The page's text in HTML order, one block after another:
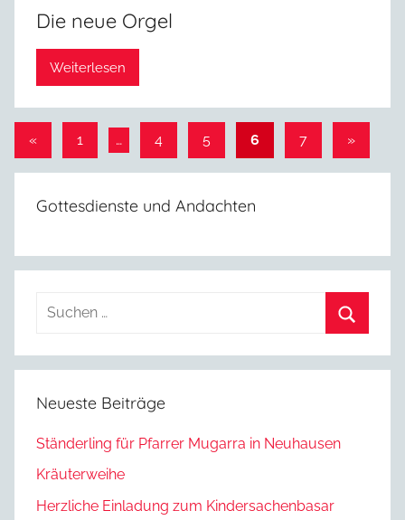
Die neue Orgel
Weiterlesen
Seitennummerierung
der
Beiträge
«Vorherige
Beiträge
1 … 4 5 6 7
Nächste
Beiträge
»
Gottesdienste und Andachten
Suchen
Neueste Beiträge
Ständerling für Pfarrer Mugarra in Neuhausen
Kräuterweihe
Herzliche Einladung zum Kindersachenbasar